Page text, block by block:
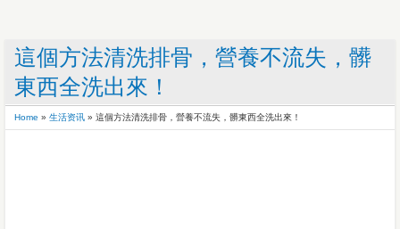
這個方法清洗排骨，營養不流失，髒
東西全洗出來！
Home » 生活资讯 » 這個方法清洗排骨，營養不流失，髒東西全洗出來！